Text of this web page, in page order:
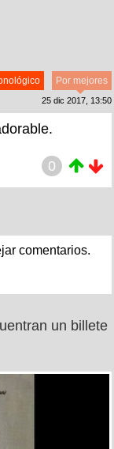
Por mejores
25 dic 2017, 13:50
0
comentarios.
un billete